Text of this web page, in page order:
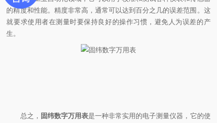
的精度和性能。精度非常高，通常可以达到百分之几的误差范围。这
就要求使用者在测量时要保持良好的操作习惯，避免人为误差的产
生。
总之， 固纬数字万用表是一种非常实用的电子测量仪器，它的使